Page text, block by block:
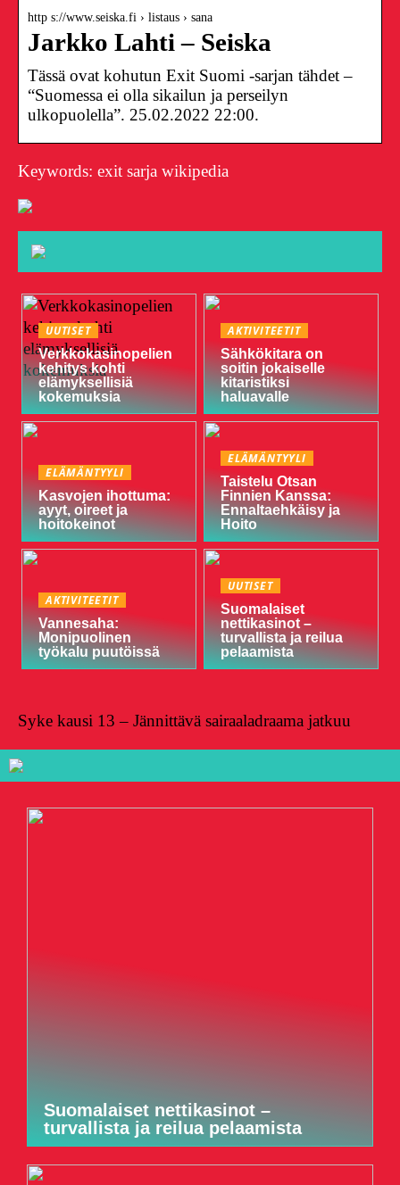
http s://www.seiska.fi › listaus › sana
Jarkko Lahti – Seiska
Tässä ovat kohutun Exit Suomi -sarjan tähdet –
“Suomessa ei olla sikailun ja perseilyn
ulkopuolella”. 25.02.2022 22:00.
Keywords: exit sarja wikipedia
UUTISET
Verkkokasinopelien
kehitys kohti
elämyksellisiä
kokemuksia
AKTIVITEETIT
Sähkökitara on
soitin jokaiselle
kitaristiksi
haluavalle
ELÄMÄNTYYLI
Kasvojen ihottuma:
ayyt, oireet ja
hoitokeinot
ELÄMÄNTYYLI
Taistelu Otsan
Finnien Kanssa:
Ennaltaehkäisy ja
Hoito
AKTIVITEETIT
Vannesaha:
Monipuolinen
työkalu puutöissä
UUTISET
Suomalaiset
nettikasinot –
turvallista ja reilua
pelaamista
Syke kausi 13 – Jännittävä sairaaladraama jatkuu
Suomalaiset nettikasinot –
turvallista ja reilua pelaamista